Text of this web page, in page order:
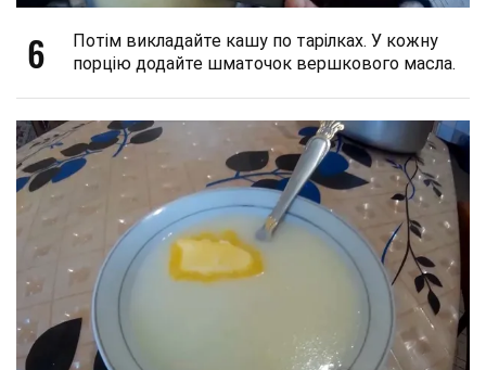
6
Потім викладайте кашу по тарілках. У кожну
порцію додайте шматочок вершкового масла.